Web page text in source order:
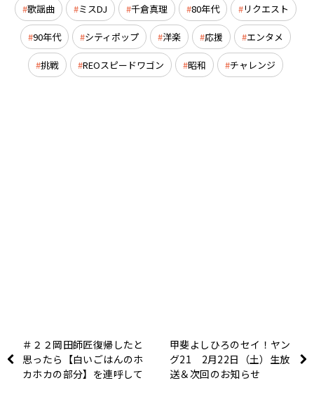
歌謡曲 ミスDJ 千倉真理 80年代 リクエスト
90年代 シティポップ 洋楽 応援 エンタメ
挑戦 REOスピードワゴン 昭和 チャレンジ
＃２２岡田師匠復帰したと
思ったら【白いごはんのホ
カホカの部分】を連呼して
甲斐よしひろのセイ！ヤン
グ21 2月22日（土）生放
送＆次回のお知らせ